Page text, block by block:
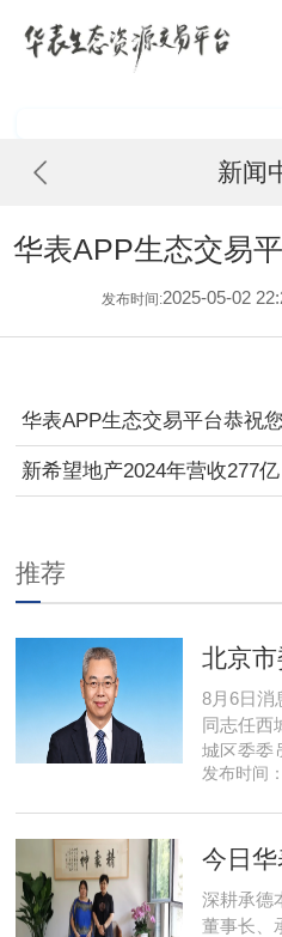
新闻
华表APP生态交易
发布时间:2025-05-02
华表APP生态交易平台恭祝
新希望地产2024年营收277
推荐
8月6日消
同志任西
城区委委
月，郅海
记、区长
职研究生
发布时间
深耕承德
董事长、